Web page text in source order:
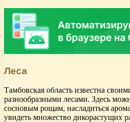
Леса
Тамбовская область известна
разнообразными лесами. Здесь
сосновым рощам, насладиться
увидеть множество дикорастущих